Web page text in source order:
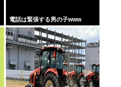
電話は緊張する男の子www